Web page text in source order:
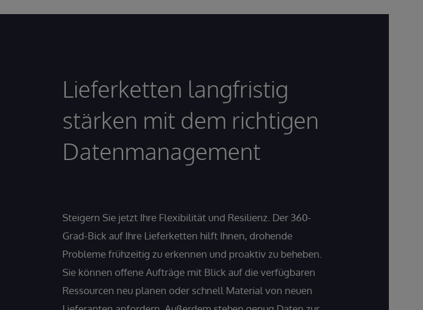
Lieferketten langfristig
stärken mit dem richtigen
Datenmanagement
Steigern Sie jetzt Ihre Flexibilität und Resilienz. Der 360-
Grad-Bick auf Ihre Lieferketten hilft Ihnen, drohende
Probleme frühzeitig zu erkennen und proaktiv zu beheben.
Sie können offene Aufträge mit Blick auf die verfügbaren
Ressourcen neu planen oder schnell Material von neuen